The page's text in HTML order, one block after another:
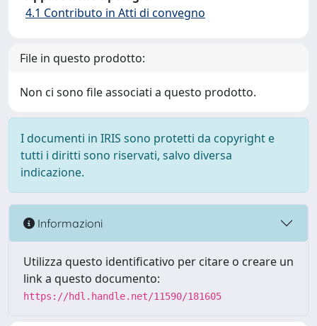
4.1 Contributo in Atti di convegno
File in questo prodotto:
Non ci sono file associati a questo prodotto.
I documenti in IRIS sono protetti da copyright e
tutti i diritti sono riservati, salvo diversa
indicazione.
Informazioni
Utilizza questo identificativo per citare o creare un
link a questo documento:
https://hdl.handle.net/11590/181605